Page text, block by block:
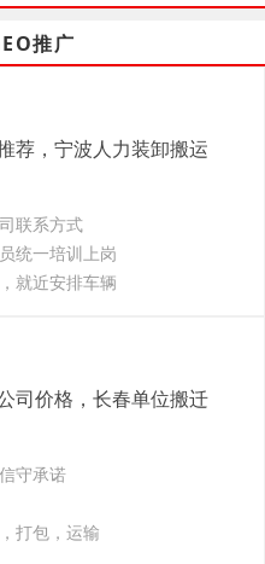
推广
荐，宁波人力装卸搬运
联系方式
统一培训上岗
就近安排车辆
司价格，长春单位搬迁
守承诺
打包，运输